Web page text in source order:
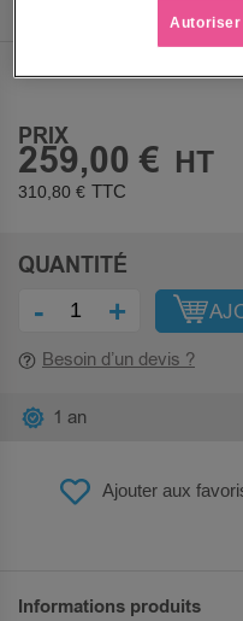
PRIX
259,00 €
310,80 €
QUANTITÉ
- +
Besoin d’un devis ?
Ajouter aux
1 an
Informations produits
Autoriser